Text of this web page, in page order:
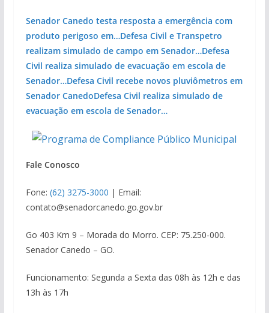
Senador Canedo testa resposta a emergência com
produto perigoso em…Defesa Civil e Transpetro
realizam simulado de campo em Senador…Defesa
Civil realiza simulado de evacuação em escola de
Senador…Defesa Civil recebe novos pluviômetros em
Senador CanedoDefesa Civil realiza simulado de
evacuação em escola de Senador…
Fale Conosco
Fone: (62) 3275-3000 | Email:
contato@senadorcanedo.go.gov.br
Go 403 Km 9 – Morada do Morro. CEP: 75.250-000.
Senador Canedo – GO.
Funcionamento: Segunda a Sexta das 08h às 12h e das
13h às 17h